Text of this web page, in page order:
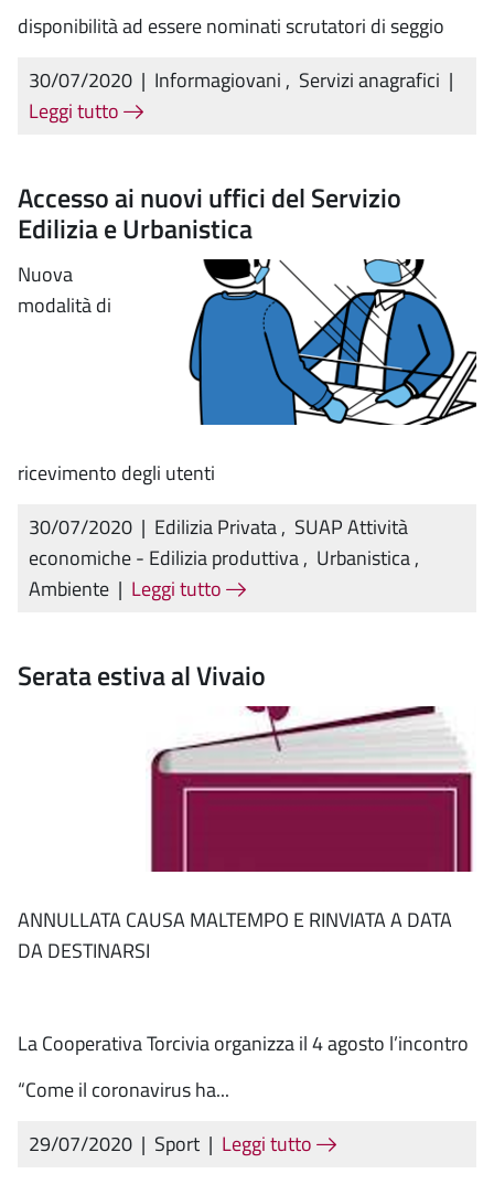
disponibilità ad essere nominati scrutatori di seggio
30/07/2020 | Informagiovani , Servizi anagrafici |
Leggi tutto
Accesso ai nuovi uffici del Servizio
Edilizia e Urbanistica
Nuova
modalità di
ricevimento degli utenti
30/07/2020 | Edilizia Privata, SUAP Attività
economiche - Edilizia produttiva, Urbanistica,
Ambiente | Leggi tutto
Serata estiva al Vivaio
ANNULLATA CAUSA MALTEMPO E RINVIATA A DATA
DA DESTINARSI
La Cooperativa Torcivia organizza il 4 agosto l’incontro
“Come il coronavirus ha...
29/07/2020 | Sport | Leggi tutto